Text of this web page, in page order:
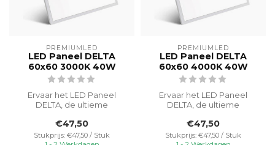
PREMIUMLED
LED Paneel DELTA
60x60 3000K 40W
Ervaar het LED Paneel
DELTA, de ultieme
een breed sca...
€47,50
Stukprijs: €47,50 / Stuk
PREMIUMLED
LED Paneel DELTA
60x60 4000K 40W
Ervaar het LED Paneel
DELTA, de ultieme
een breed sca...
€47,50
Stukprijs: €47,50 / Stuk